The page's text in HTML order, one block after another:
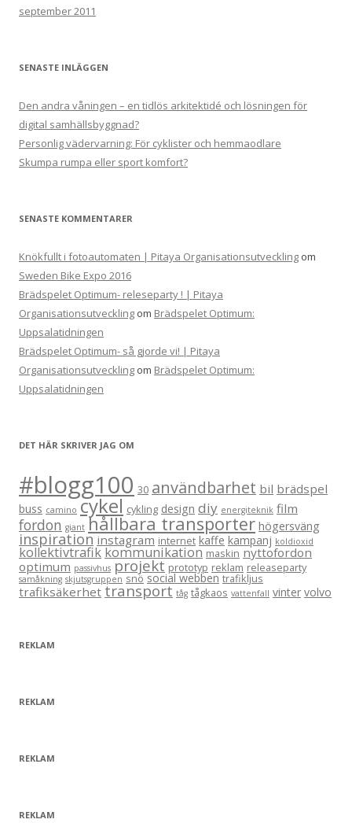
september 2011
SENASTE INLÄGGEN
Den andra våningen – en tidlös arkitektidé och lösningen för
digital samhällsbyggnad?
Personlig vädervarning: För cyklister och hemmaodlare
Skumpa rumpa eller sport komfort?
SENASTE KOMMENTARER
Knökfullt i fotoautomaten | Pitaya Organisationsutveckling om
Sweden Bike Expo 2016
Brädspelet Optimum- releseparty ! | Pitaya
Organisationsutveckling om Brädspelet Optimum:
Uppsalatidningen
Brädspelet Optimum- så gjorde vi! | Pitaya
Organisationsutveckling om Brädspelet Optimum:
Uppsalatidningen
DET HÄR SKRIVER JAG OM
#blogg100 30 användbarhet bil brädspel
buss camino cykel cykling design diy energiteknik film
fordon giant hållbara transporter högersväng
inspiration instagram internet kaffe kampanj koldioxid
kollektivtrafik kommunikation maskin nyttofordon
optimum passivhus projekt prototyp reklam releaseparty
samåkning skjutsgruppen snö social webben trafikljus
trafiksäkerhet transport tåg tågkaos vattenfall vinter volvo
REKLAM
REKLAM
REKLAM
REKLAM